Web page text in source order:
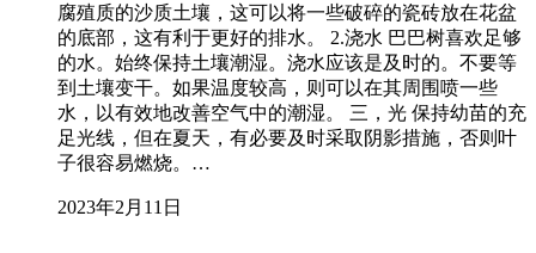
腐殖质的沙质土壤，这可以将一些破碎的瓷砖放在花盆
的底部，这有利于更好的排水。 2.浇水 巴巴树喜欢足够
的水。始终保持土壤潮湿。浇水应该是及时的。不要等
到土壤变干。如果温度较高，则可以在其周围喷一些
水，以有效地改善空气中的潮湿。 三，光 保持幼苗的充
足光线，但在夏天，有必要及时采取阴影措施，否则叶
子很容易燃烧。…
2023年2月11日